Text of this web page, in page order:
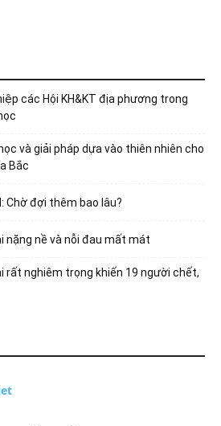
các Hội KH&KT địa phương trong
và giải pháp dựa vào thiên nhiên cho
Bắc
Chờ đợi thêm bao lâu?
nặng nề và nỗi đau mất mát
rất nghiêm trọng khiến 19 người chết,